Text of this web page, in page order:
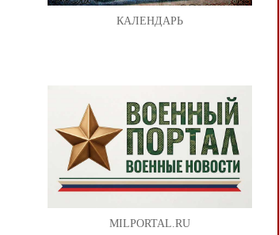
КАЛЕНДАРЬ
MILPORTAL.RU